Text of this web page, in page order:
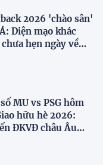
2026 'chào sân'
Diện mạo khác
hẹn ngày về
MU vs PSG hôm
hữu hè 2026:
ĐKVĐ châu Âu